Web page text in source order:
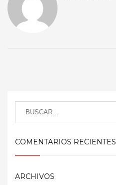
COMENTARIOS RECIENTES
ARCHIVOS